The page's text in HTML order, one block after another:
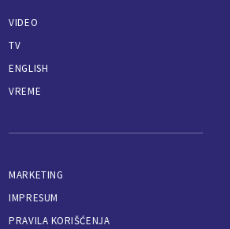
VIDEO
TV
ENGLISH
VREME
MARKETING
IMPRESUM
PRAVILA KORIŠĆENJA